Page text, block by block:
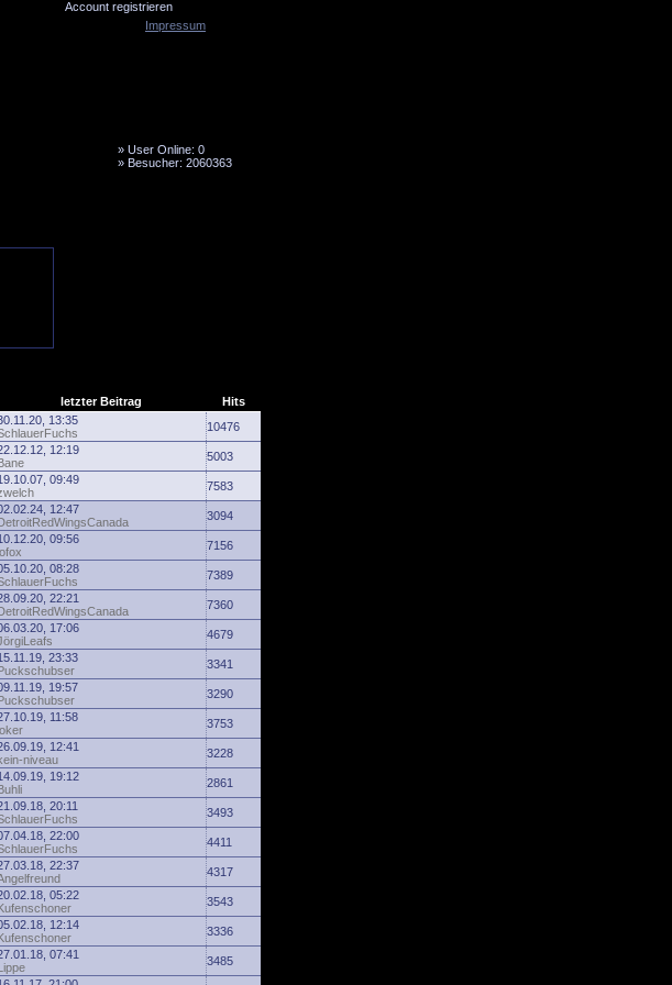
Account registrieren
» User Online: 0
» Besucher: 2060363
letzter Beitrag
Hits
13:35
10476
12:19
5003
09:49
7583
12:47
3094
09:56
7156
08:28
7389
22:21
7360
17:06
4679
23:33
3341
19:57
3290
11:58
3753
12:41
niveau
3228
19:12
2861
20:11
3493
22:00
4411
22:37
4317
05:22
3543
12:14
3336
07:41
3485
Impressum